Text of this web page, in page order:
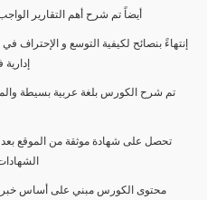
أيضاً تم شرح أهم التقارير
إنتهاءً بنصائح لكيفية التوسع و
تم شرح الكورس بلغة عربية بسيطة
تحصل على شهادة موثقة من الموقع
محتوى الكورس مبني على أساس